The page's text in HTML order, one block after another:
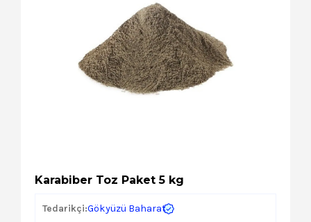
Karabiber Toz Paket 5 kg
Tedarikçi:Gökyüzü Baharat